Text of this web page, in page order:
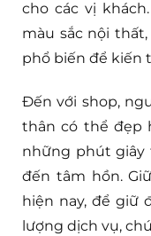
cho các vị
màu sắc nội
phổ biến để kiến
Đến với shop,
thân có thể đẹp
những phút giây
đến tâm hồn.
hiện nay, để giữ
lượng dịch vụ,